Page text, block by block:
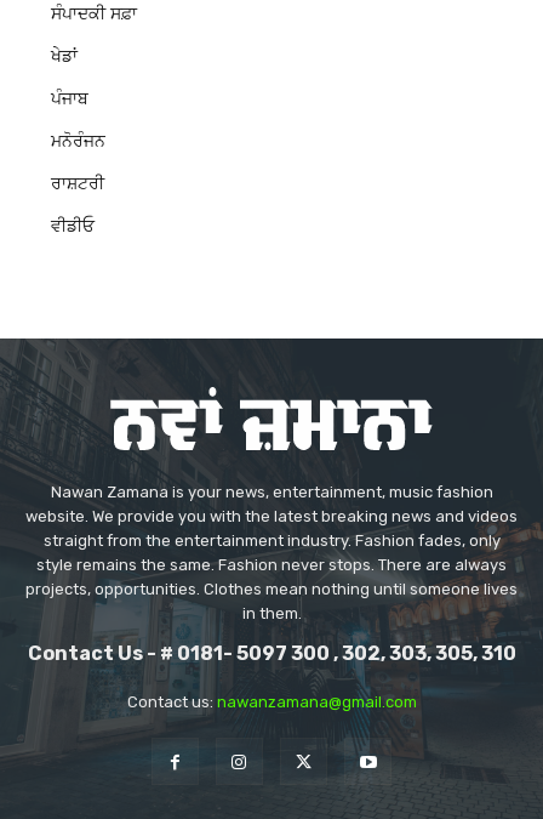
ਸੰਪਾਦਕੀ ਸਫ਼ਾ
ਖੇਡਾਂ
ਪੰਜਾਬ
ਮਨੋਰੰਜਨ
ਰਾਸ਼ਟਰੀ
ਵੀਡੀਓ
Nawan Zamana is your news, entertainment, music fashion
website. We provide you with the latest breaking news and videos
straight from the entertainment industry. Fashion fades, only
style remains the same. Fashion never stops. There are always
projects, opportunities. Clothes mean nothing until someone lives
in them.
Contact Us - # 0181- 5097 300 , 302, 303, 305, 310
Contact us: nawanzamana@gmail.com